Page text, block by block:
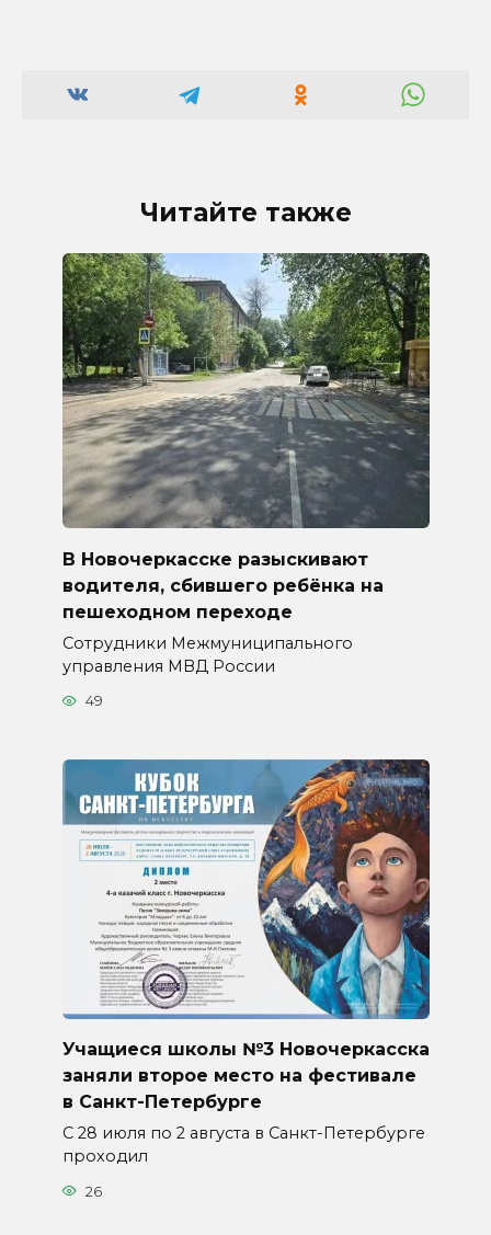
Читайте также
В Новочеркасске разыскивают
водителя, сбившего ребёнка на
пешеходном переходе
Сотрудники Межмуниципального
управления МВД России
49
Учащиеся школы №3 Новочеркасска
заняли второе место на фестивале
в Санкт-Петербурге
С 28 июля по 2 августа в Санкт-Петербурге
проходил
26